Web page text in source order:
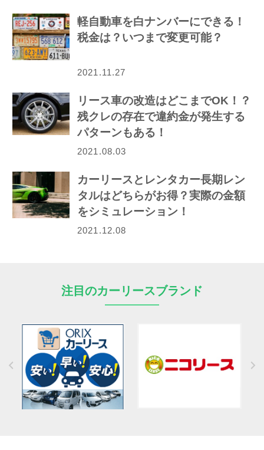
軽自動車を白ナンバーにできる！
税金は？いつまで変更可能？
2021.11.27
リース車の改造はどこまでOK！？
残クレの存在で違約金が発生する
パターンもある！
2021.08.03
カーリースとレンタカー長期レン
タルはどちらがお得？実際の金額
をシミュレーション！
2021.12.08
注目のカーリースブランド